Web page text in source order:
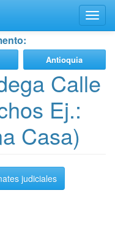
Antioquia
Calle
Ej.:
Casa)
judiciales